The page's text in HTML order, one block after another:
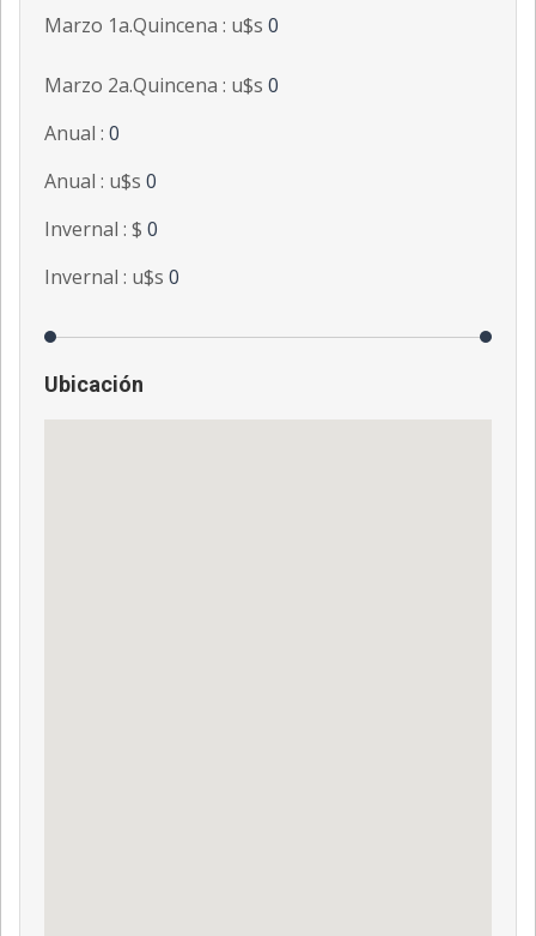
Marzo 1a.Quincena : u$s 0
Marzo 2a.Quincena : u$s 0
Anual : 0
Anual : u$s 0
Invernal : $ 0
Invernal : u$s 0
Ubicación